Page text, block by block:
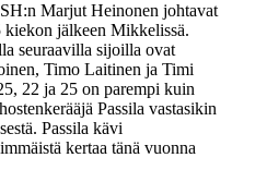
Marjut Heinonen johtavat
kiekon jälkeen Mikkelissä.
seuraavilla sijoilla ovat
Timo Laitinen ja Timi
22 ja 25 on parempi kuin
Passila vastasikin
Passila kävi
kertaa tänä vuonna